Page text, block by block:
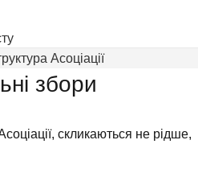
Асоціації
збори
скликаються не рідше,